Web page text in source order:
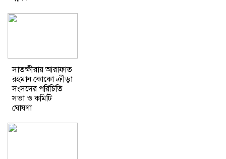
সাতক্ষীরায় আরাফাত
রহমান কোকো ক্রীড়া
সংসদের পরিচিতি
সভা ও কমিটি
ঘোষণা